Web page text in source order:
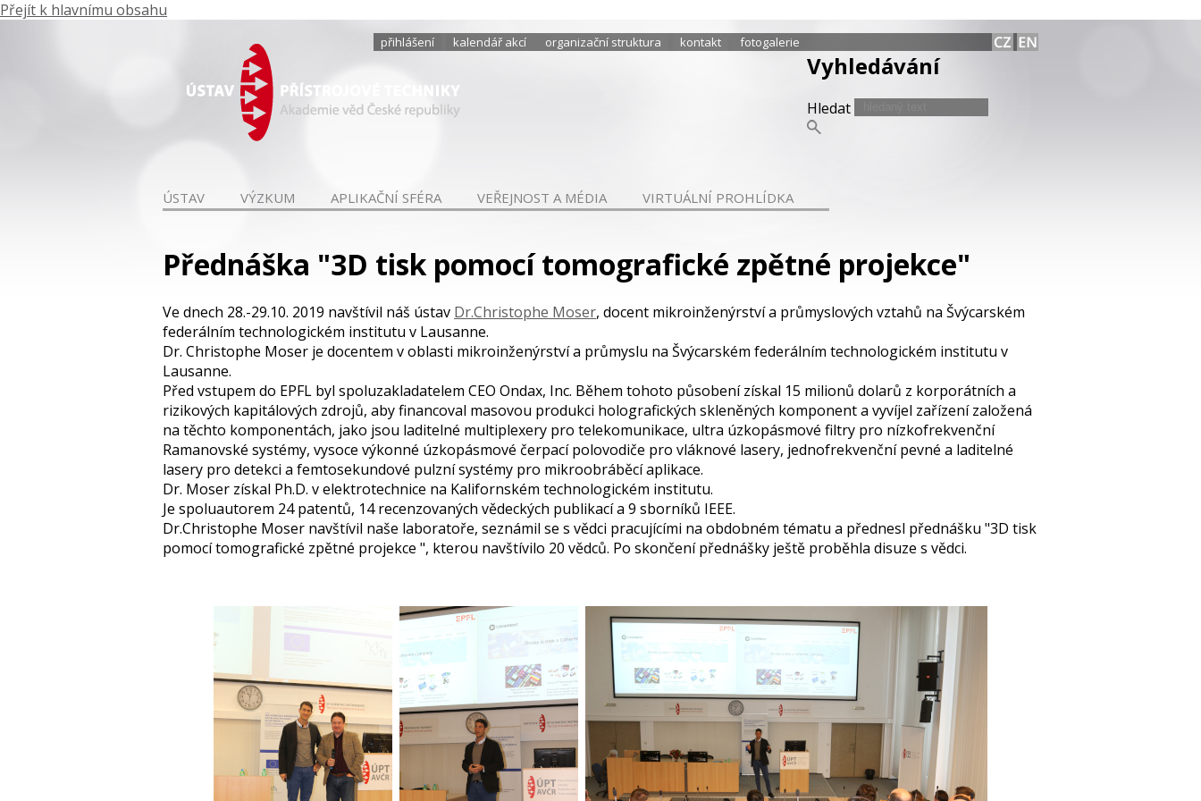
Přejít k hlavnímu obsahu
přihlášení kalendář akcí organizační struktura kontakt fotogalerie
Vyhledávání
Hledat
ÚSTAV VÝZKUM APLIKAČNÍ SFÉRA VEŘEJNOST A MÉDIA VIRTUÁLNÍ PROHLÍDKA
Přednáška "3D tisk pomocí tomografické zpětné projekce"
Ve dnech 28.-29.10. 2019 navštívil náš ústav Dr.Christophe Moser, docent mikroinženýrství a průmyslových vztahů na Švýcarském
federálním technologickém institutu v Lausanne.
Dr. Christophe Moser je docentem v oblasti mikroinženýrství a průmyslu na Švýcarském federálním technologickém institutu v
Lausanne.
Před vstupem do EPFL byl spoluzakladatelem CEO Ondax, Inc. Během tohoto působení získal 15 milionů dolarů z korporátních a
rizikových kapitálových zdrojů, aby financoval masovou produkci holografických skleněných komponent a vyvíjel zařízení založená
na těchto komponentách, jako jsou laditelné multiplexery pro telekomunikace, ultra úzkopásmové filtry pro nízkofrekvenční
Ramanovské systémy, vysoce výkonné úzkopásmové čerpací polovodiče pro vláknové lasery, jednofrekvenční pevné a laditelné
lasery pro detekci a femtosekundové pulzní systémy pro mikroobráběcí aplikace.
Dr. Moser získal Ph.D. v elektrotechnice na Kalifornském technologickém institutu.
Je spoluautorem 24 patentů, 14 recenzovaných vědeckých publikací a 9 sborníků IEEE.
Dr.Christophe Moser navštívil naše laboratoře, seznámil se s vědci pracujícími na obdobném tématu a přednesl přednášku "3D tisk
pomocí tomografické zpětné projekce ", kterou navštívilo 20 vědců. Po skončení přednášky ještě proběhla disuze s vědci.